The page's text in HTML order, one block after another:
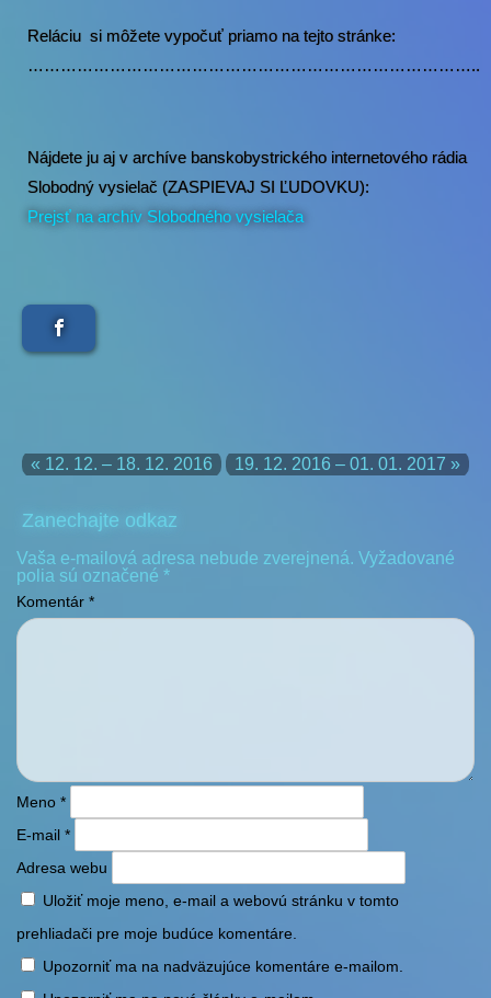
Reláciu si môžete vypočuť priamo na tejto stránke:
………………………………………………………………………..
Nájdete ju aj v archíve banskobystrického internetového rádia
Slobodný vysielač (ZASPIEVAJ SI ĽUDOVKU):
Prejsť na archív Slobodného vysielača
« 12. 12. – 18. 12. 2016 19. 12. 2016 – 01. 01. 2017 »
Zanechajte odkaz
Vaša e-mailová adresa nebude zverejnená. Vyžadované
polia sú označené *
Komentár *
Meno *
E-mail *
Adresa webu
Uložiť moje meno, e-mail a webovú stránku v tomto
prehliadači pre moje budúce komentáre.
Upozorniť ma na nadväzujúce komentáre e-mailom.